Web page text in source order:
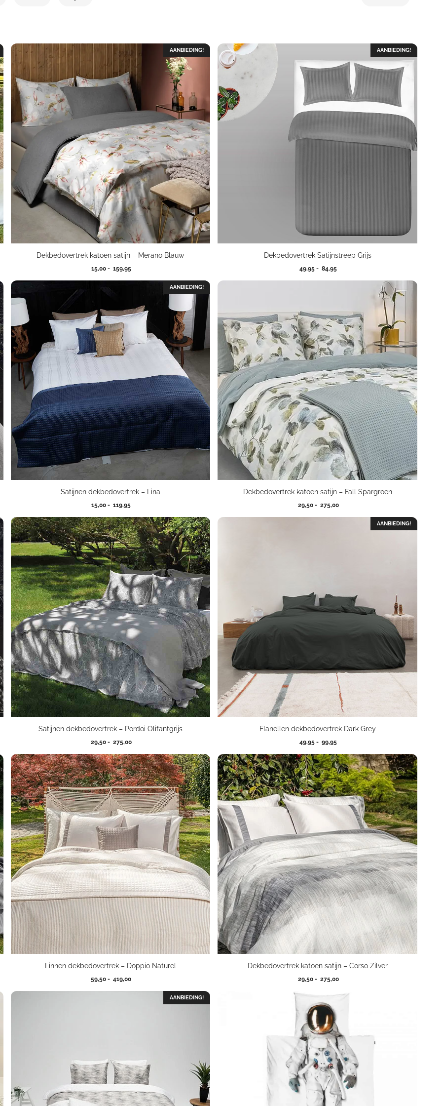
AANBIEDING!
Dekbedovertrek katoen satijn – Merano Blauw
15,00 - 159,95Prijsklasse:
AANBIEDING!
Dekbedovertrek Satijnstreep Grijs
49,95 - 84,95
AANBIEDING!
Satijnen dekbedovertrek – Lina
15,00 - 119,95Prijsklasse:
tot
119,95
Dekbedovertrek katoen satijn – Fall Spargroen
29,50 - 275,00Prijsklasse:
Satijnen dekbedovertrek – Pordoi Olifantgrijs
29,50 - 275,00Prijsklasse:
tot
275,00
AANBIEDING!
Flanellen dekbedovertrek Dark Grey
49,95 - 99,95Prijsklasse:
tot
99,95
Linnen dekbedovertrek – Doppio Naturel
59,50 - 419,00Prijsklasse:
Dekbedovertrek katoen satijn – Corso Zilver
29,50 - 275,00Prijsklasse:
tot
AANBIEDING!